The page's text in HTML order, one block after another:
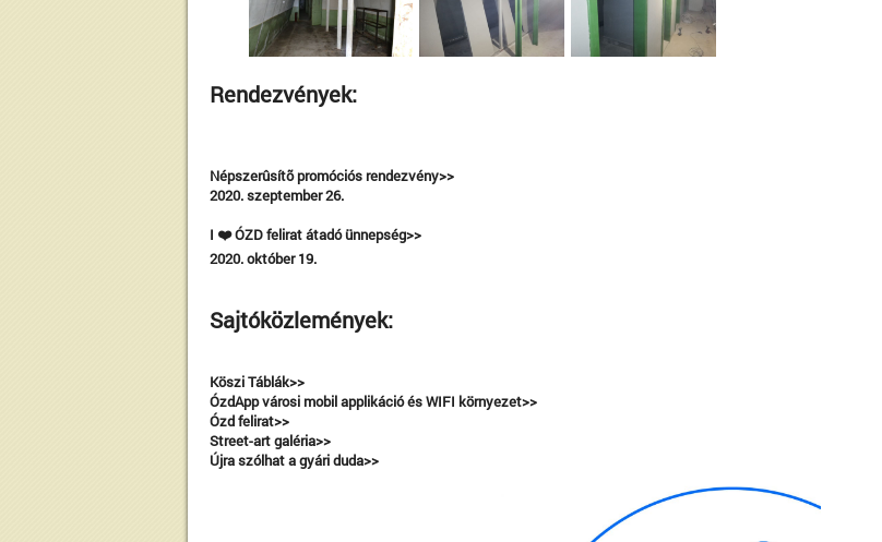
Rendezvények:
Népszerûsítõ promóciós rendezvény>>
2020. szeptember 26.
I ❤️ ÓZD felirat átadó ünnepség>>
2020. október 19.
Sajtóközlemények:
Köszi Táblák>>
ÓzdApp városi mobil applikáció és WIFI környezet>>
Ózd felirat>>
Street-art galéria>>
Újra szólhat a gyári duda>>